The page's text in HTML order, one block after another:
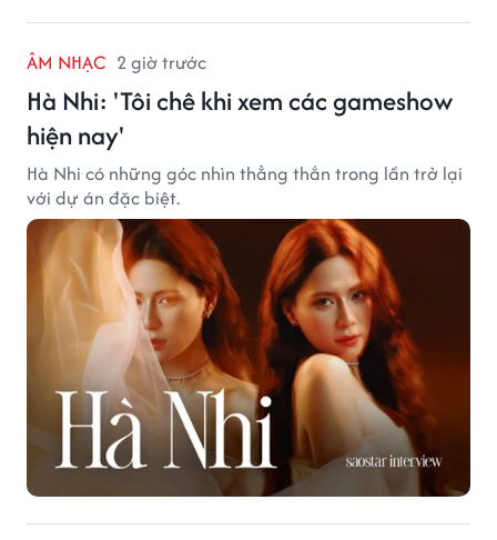
ÂM NHẠC 2 giờ trước
Hà Nhi: 'Tôi chê khi xem các gameshow
hiện nay'
Hà Nhi có những góc nhìn thẳng thắn trong lần trở lại
với dự án đặc biệt.